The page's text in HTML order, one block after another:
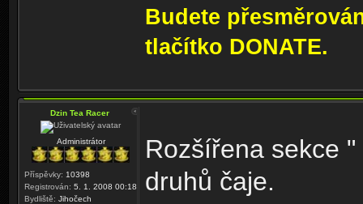
Budete
tlačítko DONATE.
Dzin Tea Racer
Administrátor
Příspěvky: 10398
Registrován: 5. 1. 2008 00:18
Bydliště: Jihočech
Rozšířena sekce
druhů čaje.